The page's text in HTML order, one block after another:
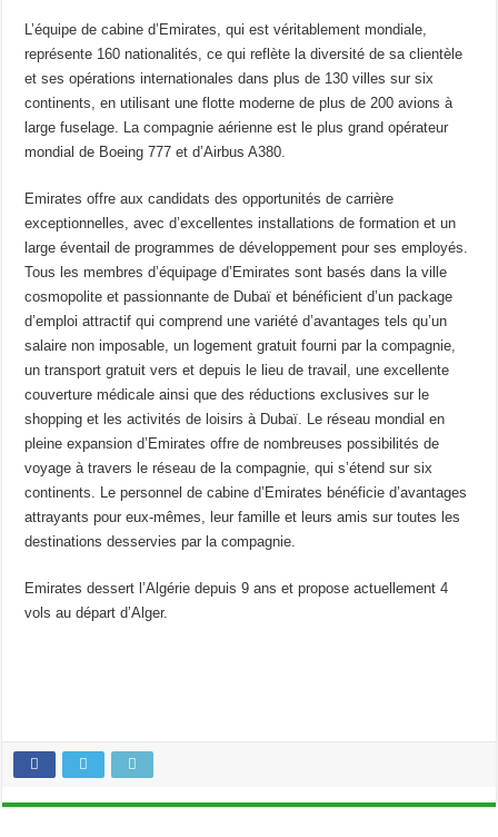
L’équipe de cabine d’Emirates, qui est véritablement mondiale,
représente 160 nationalités, ce qui reflète la diversité de sa clientèle
et ses opérations internationales dans plus de 130 villes sur six
continents, en utilisant une flotte moderne de plus de 200 avions à
large fuselage. La compagnie aérienne est le plus grand opérateur
mondial de Boeing 777 et d’Airbus A380.
Emirates offre aux candidats des opportunités de carrière
exceptionnelles, avec d’excellentes installations de formation et un
large éventail de programmes de développement pour ses employés.
Tous les membres d’équipage d’Emirates sont basés dans la ville
cosmopolite et passionnante de Dubaï et bénéficient d’un package
d’emploi attractif qui comprend une variété d’avantages tels qu’un
salaire non imposable, un logement gratuit fourni par la compagnie,
un transport gratuit vers et depuis le lieu de travail, une excellente
couverture médicale ainsi que des réductions exclusives sur le
shopping et les activités de loisirs à Dubaï. Le réseau mondial en
pleine expansion d’Emirates offre de nombreuses possibilités de
voyage à travers le réseau de la compagnie, qui s’étend sur six
continents. Le personnel de cabine d’Emirates bénéficie d’avantages
attrayants pour eux-mêmes, leur famille et leurs amis sur toutes les
destinations desservies par la compagnie.
Emirates dessert l’Algérie depuis 9 ans et propose actuellement 4
vols au départ d’Alger.